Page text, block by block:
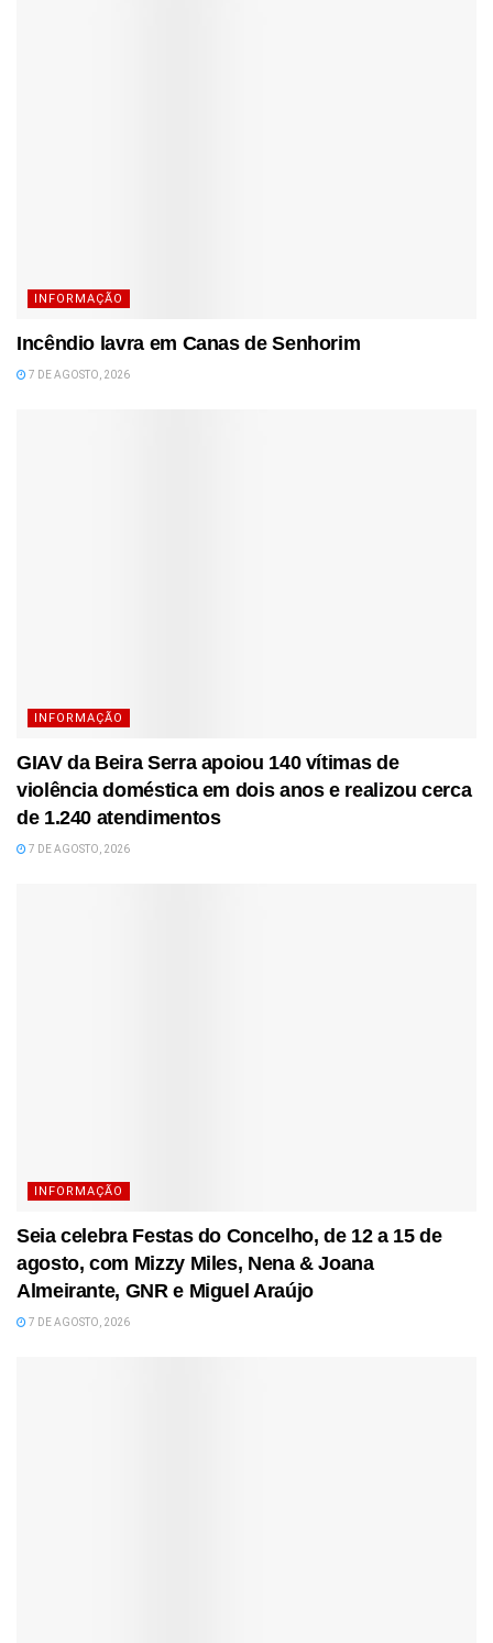
INFORMAÇÃO
Incêndio lavra em Canas de Senhorim
7 DE AGOSTO, 2026
INFORMAÇÃO
GIAV da Beira Serra apoiou 140 vítimas de
violência doméstica em dois anos e realizou cerca
de 1.240 atendimentos
7 DE AGOSTO, 2026
INFORMAÇÃO
Seia celebra Festas do Concelho, de 12 a 15 de
agosto, com Mizzy Miles, Nena & Joana
Almeirante, GNR e Miguel Araújo
7 DE AGOSTO, 2026